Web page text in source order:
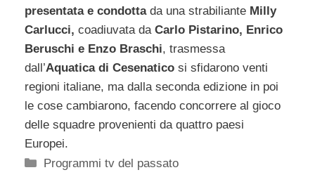
presentata e condotta da una strabiliante Milly
Carlucci, coadiuvata da Carlo Pistarino, Enrico
Beruschi e Enzo Braschi, trasmessa
dall’Aquatica di Cesenatico si sfidarono venti
regioni italiane, ma dalla seconda edizione in poi
le cose cambiarono, facendo concorrere al gioco
delle squadre provenienti da quattro paesi
Europei.
Categorie
Programmi tv del passato